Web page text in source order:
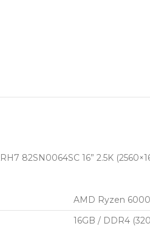
82SN0064SC 16” 2.5K
AMD Ryzen
16GB / DDR4